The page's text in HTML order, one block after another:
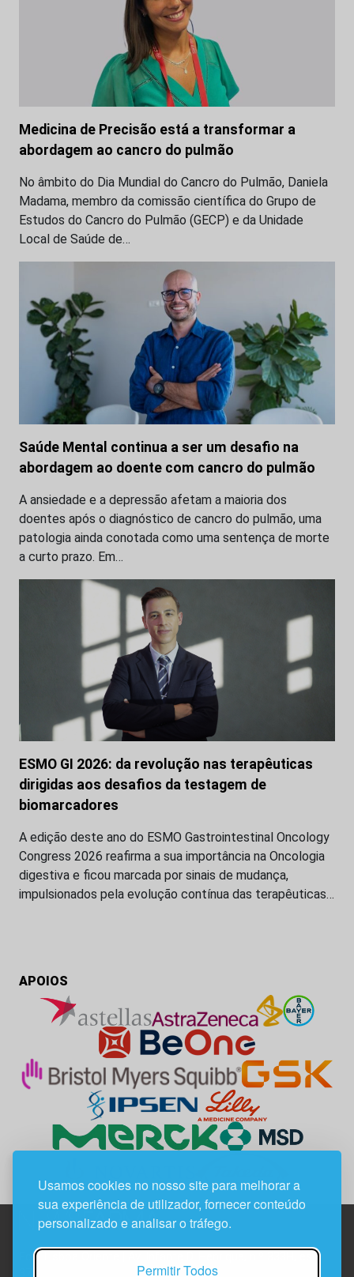
Usamos cookies no nosso site para melhorar a
sua experiência de utilizador, fornecer conteúdo
personalizado e analisar o tráfego.
Permitir Todos
Medicina de Precisão está a transformar a
abordagem ao cancro do pulmão
No âmbito do Dia Mundial do Cancro do Pulmão, Daniela
Madama, membro da comissão científica do Grupo de
Estudos do Cancro do Pulmão (GECP) e da Unidade
Local de Saúde de…
Saúde Mental continua a ser um desafio na
abordagem ao doente com cancro do pulmão
A ansiedade e a depressão afetam a maioria dos
doentes após o diagnóstico de cancro do pulmão, uma
patologia ainda conotada como uma sentença de morte
a curto prazo. Em…
ESMO GI 2026: da revolução nas terapêuticas
dirigidas aos desafios da testagem de
biomarcadores
A edição deste ano do ESMO Gastrointestinal Oncology
Congress 2026 reafirma a sua importância na Oncologia
digestiva e ficou marcada por sinais de mudança,
impulsionados pela evolução contínua das terapêuticas…
APOIOS
Edif. Lisboa Oriente | Av. Infante D. Henrique, n.º 333H, esc.